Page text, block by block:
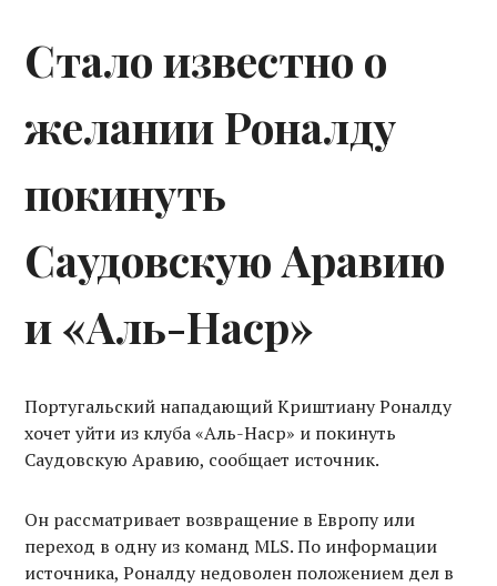
Стало известно о
желании Роналду
покинуть
Саудовскую Аравию
и «Аль-Наср»
Португальский нападающий Криштиану Роналду
хочет уйти из клуба «Аль-Наср» и покинуть
Саудовскую Аравию, сообщает источник.
Он рассматривает возвращение в Европу или
переход в одну из команд MLS. По информации
источника, Роналду недоволен положением дел в